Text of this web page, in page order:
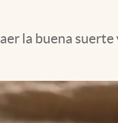
la buena suerte